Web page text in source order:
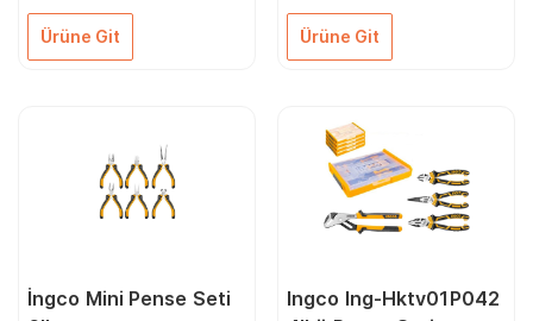
Ürüne Git Ürüne Git
İngco Mini Pense Seti
Ingco Ing-Hktv01P042